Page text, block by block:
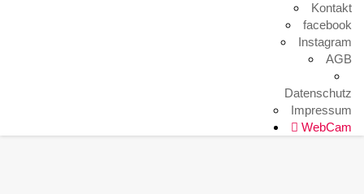
Kontakt
facebook
Instagram
AGB
Datenschutz
Impressum
WebCam